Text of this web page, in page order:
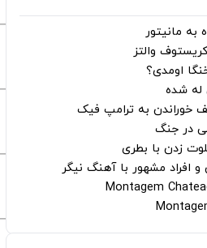
به مانیتور
والتز
اومدی؟
له شده
خوراندن به ترامپ فیک
در جنگ
زدن با بطری
افراد مشهور با آهنگ نیگر